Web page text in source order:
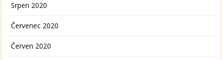
Srpen 2020
Červenec 2020
Červen 2020